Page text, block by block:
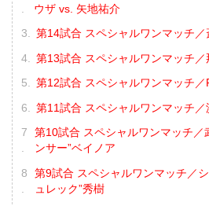
ウザ vs. 矢地祐介
第14試合 スペシャルワンマッチ
第13試合 スペシャルワンマッチ
第12試合 スペシャルワンマッチ／
第11試合 スペシャルワンマッチ
第10試合 スペシャルワンマッチ／
ンサー”ベイノア
第9試合 スペシャルワンマッチ／
ュレック”秀樹